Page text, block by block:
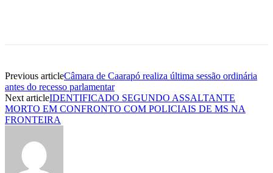
Previous articleCâmara de Caarapó realiza última sessão ordinária
antes do recesso parlamentar
Next articleIDENTIFICADO SEGUNDO ASSALTANTE
MORTO EM CONFRONTO COM POLICIAIS DE MS NA
FRONTEIRA